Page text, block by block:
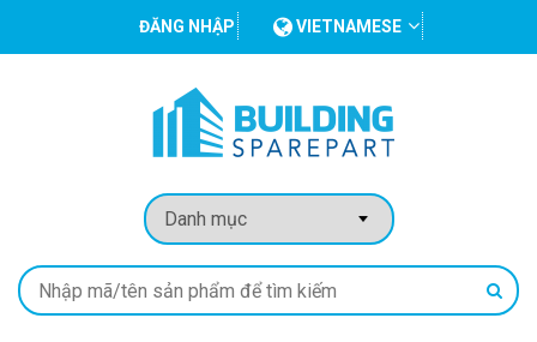
ĐĂNG NHẬP VIETNAMESE